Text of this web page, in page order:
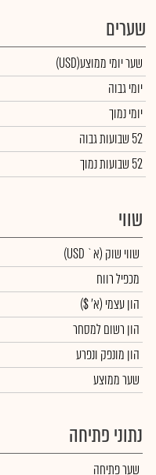
שערים
שער יומי ממוצע(USD)
יומי גבוה
יומי נמוך
52 שבועות גבוה
52 שבועות נמוך
שווי
שווי שוק (א` USD)
מכפיל רווח
הון עצמי (א' $)
הון רשום למסחר
הון מונפק ונפרע
שער ממוצע
נתוני פתיחה
שער פתיחה